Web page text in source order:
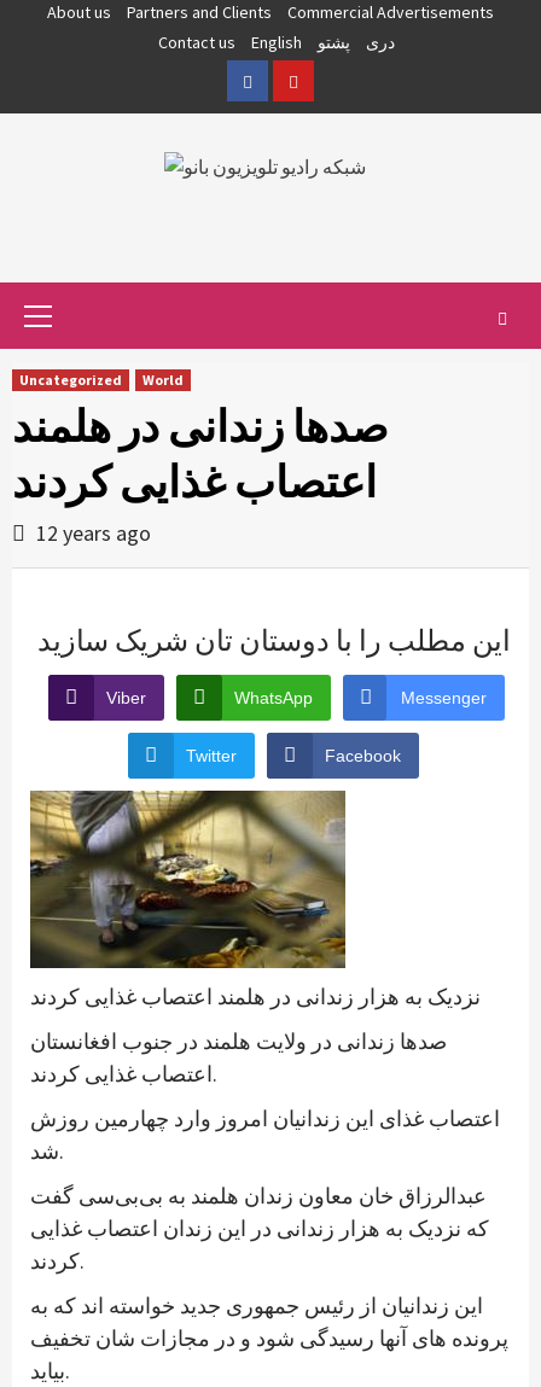
About us Partners and Clients
Commercial Advertisements
Contact us
English پشتو
دری
FacebookYouTube
Uncategorized World
صدها زندانی در هلمند
اعتصاب غذایی کردند
12 years ago
این مطلب را با دوستان تان شریک سازید
Viber WhatsApp Messenger
Twitter Facebook
نزدیک به هزار زندانی در هلمند اعتصاب غذایی کردند
صدها زندانی در ولایت هلمند در جنوب افغانستان
اعتصاب غذایی کردند.
اعتصاب غذای این زندانیان امروز وارد چهارمین روزش
شد.
عبدالرزاق خان معاون زندان هلمند به بی‌بی‌سی گفت
که نزدیک به هزار زندانی در این زندان اعتصاب غذایی
کردند.
این زندانیان از رئیس جمهوری جدید خواسته اند که به
پرونده های آنها رسیدگی شود و در مجازات شان تخفیف
بیاید.